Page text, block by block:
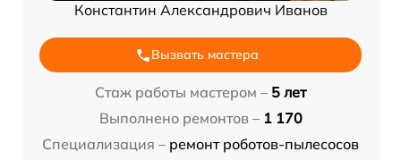
Константин Александрович Иванов
Вызвать мастера
Стаж работы мастером – 5 лет
Выполнено ремонтов – 1 170
Специализация – ремонт роботов-пылесосов